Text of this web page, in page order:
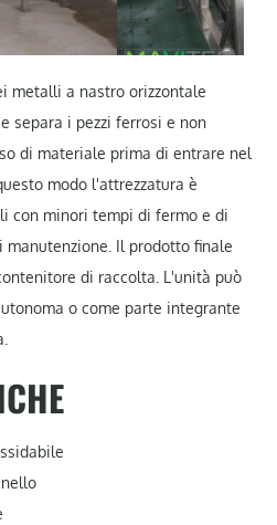
metalli a nastro orizzontale
separa i pezzi ferrosi e non
di materiale prima di entrare nel
modo l'attrezzatura è
con minori tempi di fermo e di
Il prodotto finale
di raccolta. L'unità può
o come parte integrante